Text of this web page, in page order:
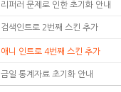
리퍼러 문제로 인한 초기화 안내
검색인트로 2번째 스킨 추가
애니 인트로 4번째 스킨 추가
금일 통계자료 초기화 안내